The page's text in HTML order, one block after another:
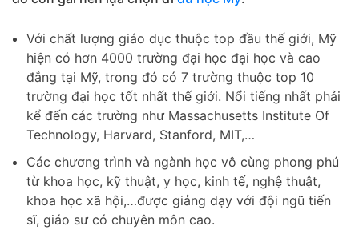
Với chất lượng giáo dục thuộc top đầu thế giới, Mỹ
hiện có hơn 4000 trường đại học đại học và cao
đẳng tại Mỹ, trong đó có 7 trường thuộc top 10
trường đại học tốt nhất thế giới. Nổi tiếng nhất phải
kể đến các trường như Massachusetts Institute Of
Technology, Harvard, Stanford, MIT,…
Các chương trình và ngành học vô cùng phong phú
từ khoa học, kỹ thuật, y học, kinh tế, nghệ thuật,
khoa học xã hội,…được giảng dạy với đội ngũ tiến
sĩ, giáo sư có chuyên môn cao.